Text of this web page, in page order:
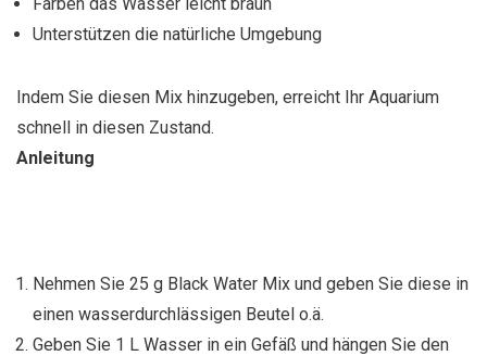
Unterstützen die natürliche Umgebung
Indem Sie diesen Mix hinzugeben, erreicht Ihr Aquarium
schnell in diesen Zustand.
Anleitung
Nehmen Sie 25 g Black Water Mix und geben Sie diese in
einen wasserdurchlässigen Beutel o.ä.
Geben Sie 1 L Wasser in ein Gefäß und hängen Sie den